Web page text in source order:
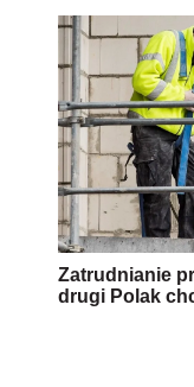
Zatrudnianie
drugi Polak